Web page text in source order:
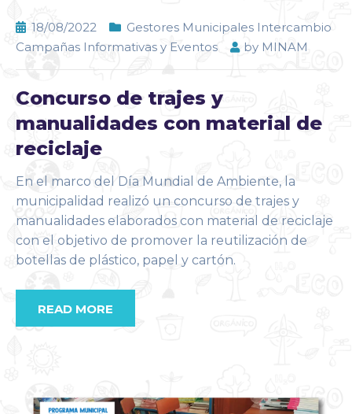
18/08/2022
Gestores Municipales Intercambio
Campañas Informativas y Eventos
by MINAM
Concurso de trajes y
manualidades con material de
reciclaje
En el marco del Día Mundial de Ambiente, la
municipalidad realizó un concurso de trajes y
manualidades elaborados con material de reciclaje
con el objetivo de promover la reutilización de
botellas de plástico, papel y cartón.
READ MORE